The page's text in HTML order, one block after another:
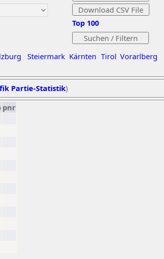
Steiermark Kärnten Tirol Vorarlberg
Top 100
Partie-Statistik)
pnr